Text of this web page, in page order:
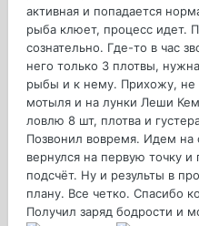
активная и попадается
рыба клюет, процесс идет.
сознательно. Где-то в час
него только 3 плотвы,
рыбы и к нему. Прихожу,
мотыля и на лунки Леши
ловлю 8 шт, плотва и
Позвонил вовремя. Идем
вернулся на первую точку
подсчёт. Ну и результы в
плану. Все четко. Спасибо
Получил заряд бодрости и